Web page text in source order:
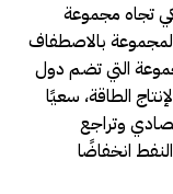
تجاه مجموعة
بالاصطفاف
التي تضم دول
الطاقة، سعيًا
وتراجع
انخفاضًا